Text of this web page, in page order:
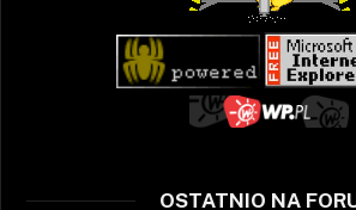
OSTATNIO NA